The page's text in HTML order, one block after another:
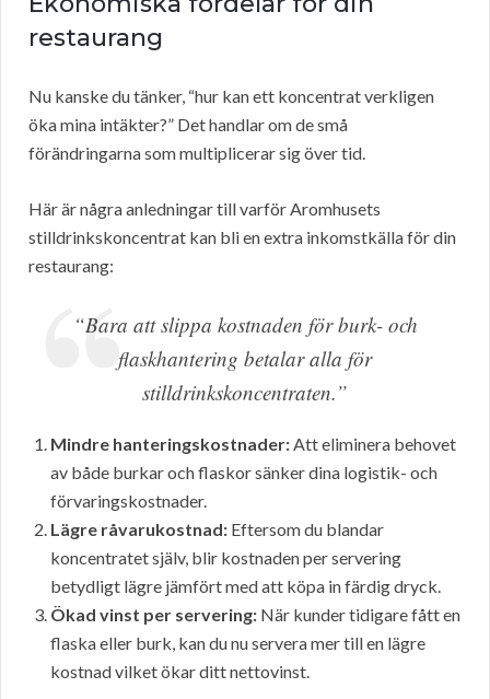
restaurang
Nu kanske du tänker, “hur kan ett koncentrat verkligen
öka mina intäkter?” Det handlar om de små
förändringarna som multiplicerar sig över tid.
Här är några anledningar till varför Aromhusets
stilldrinkskoncentrat kan bli en extra inkomstkälla för din
restaurang:
“Bara att slippa kostnaden för burk- och
flaskhantering betalar alla för
stilldrinkskoncentraten.”
Mindre hanteringskostnader:Att eliminera behovet
av både burkar och flaskor sänker dina logistik- och
förvaringskostnader.
Lägre råvarukostnad: Eftersom du blandar
koncentratet själv, blir kostnaden per servering
betydligt lägre jämfört med att köpa in färdig dryck.
Ökad vinst per servering: När kunder tidigare fått en
flaska eller burk, kan du nu servera mer till en lägre
kostnad vilket ökar ditt nettovinst.